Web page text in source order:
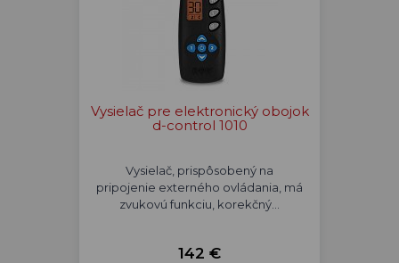
Vysielač pre elektronický obojok
d-control 1010
Vysielač, prispôsobený na
pripojenie externého ovládania, má
zvukovú funkciu, korekčný…
142 €